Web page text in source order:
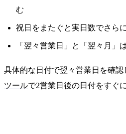
む
祝日をまたぐと実日数でさら
「翌々営業日」と「翌々月」
具体的な日付で翌々営業日を確認
ツールで2営業日後の日付をすぐ